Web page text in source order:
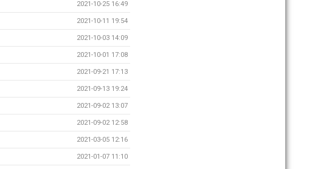
2021-10-25 16:49
2021-10-11 19:54
2021-10-03 14:09
2021-10-01 17:08
2021-09-21 17:13
2021-09-13 19:24
2021-09-02 13:07
2021-09-02 12:58
2021-03-05 12:16
2021-01-07 11:10